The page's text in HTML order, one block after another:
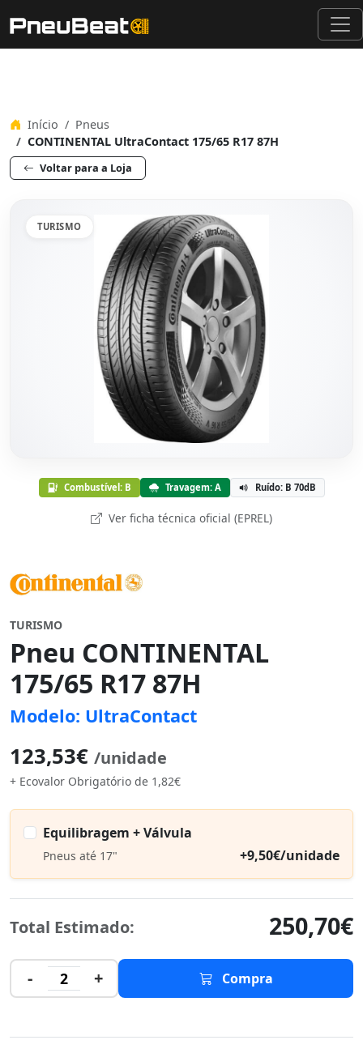
Início
Pneus
CONTINENTAL UltraContact 175/65 R17 87H
Voltar para a Loja
TURISMO
Combustível: B Travagem: A Ruído: B 70dB
Ver ficha técnica oficial (EPREL)
TURISMO
Pneu CONTINENTAL
175/65 R17 87H
Modelo: UltraContact
123,53€ /unidade
+ Ecovalor Obrigatório de 1,82€
Equilibragem + Válvula
Pneus até 17" +9,50€/unidade
Total Estimado: 250,70€
- 2 + Compra